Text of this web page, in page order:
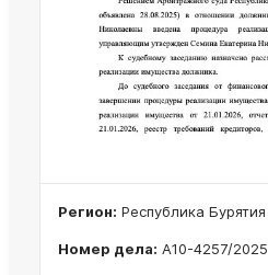
Регион: Республика Бурятия
Номер дела: А10-4257/2025